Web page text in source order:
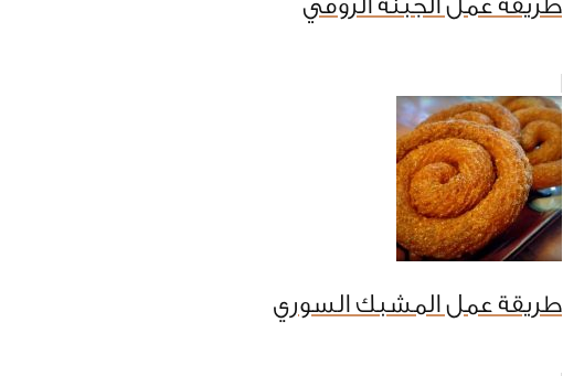
طريقة عمل المشبك السوري